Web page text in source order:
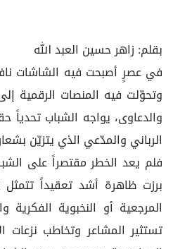
بقلم: زاهر حسين العبد الله
في عصرٍ أصبحت فيه الشاشات
وتحوّلت فيه المنصات الرقمية
والدعاوى، يواجه الشباب تحدياً
الرباني والمدّعي الذي يتزيّن
فلم يعد الخطر مقتصراً على
برزت ظاهرة أشد تعقيداً
المرجعية أو النخبوية الفكرية
تستثير المشاعر وتخاطب نزعات